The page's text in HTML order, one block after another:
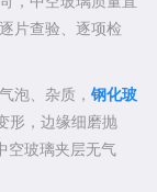
片查验、逐项检
泡、杂质， 钢化玻
形，边缘细磨抛
空玻璃夹层无气